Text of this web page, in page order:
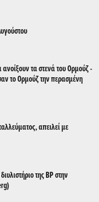
τα στενά του Ορμούζ -
το Ορμούζ την περασμένη
απειλεί με
της BP στην